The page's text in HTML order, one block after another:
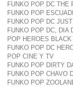
FUNKO POP DC THE
FUNKO POP
FUNKO POP DC
FUNKO POP DC, DIA
POP HEROES
FUNKO POP DC
POP CINE Y TV
FUNKO POP DIRTY
FUNKO POP CHAVO
FUNKO POP